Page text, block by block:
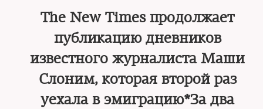
The New Times продолжает
публикацию дневников
известного журналиста Маши
Слоним, которая второй раз
уехала в эмиграцию*За два